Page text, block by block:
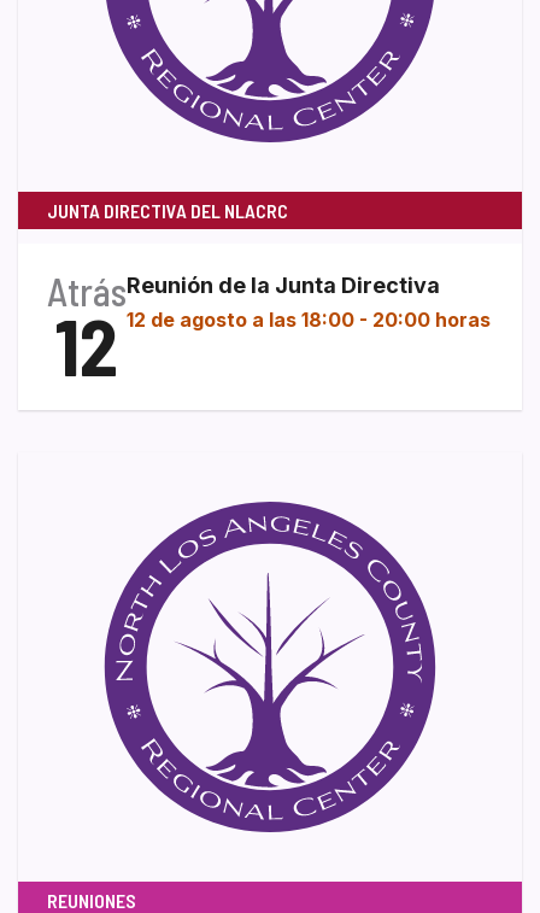
JUNTA DIRECTIVA DEL NLACRC
Atrás
12
Reunión de la Junta Directiva
12 de agosto a las 18:00 - 20:00 horas
REUNIONES